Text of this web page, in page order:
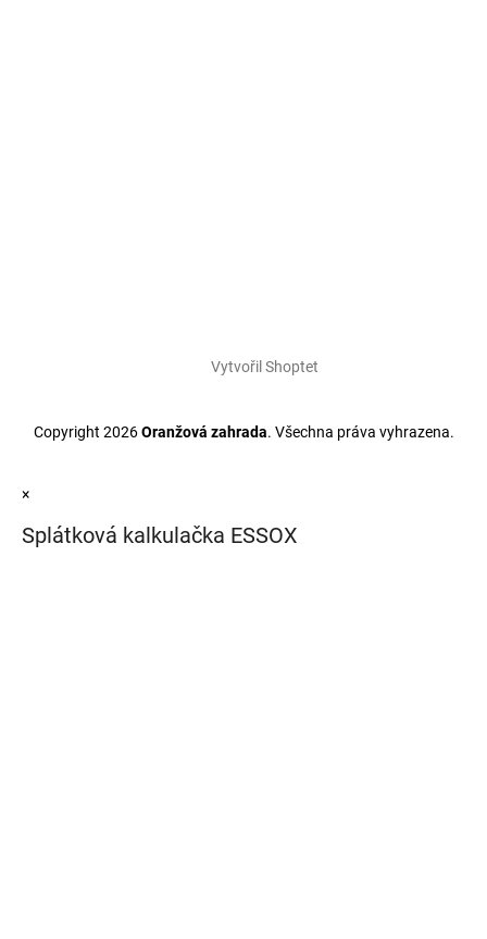
Vytvořil Shoptet
Copyright 2026Oranžová zahrada. Všechna práva vyhrazena.
×
Splátková kalkulačka ESSOX